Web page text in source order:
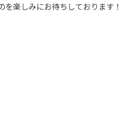
を楽しみにお待ちしております！